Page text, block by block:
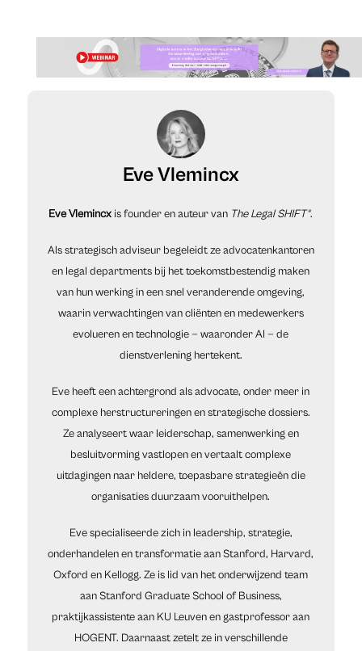
Eve Vlemincx
Eve Vlemincx is founder en auteur van The Legal SHIFT®.
Als strategisch adviseur begeleidt ze advocatenkantoren
en legal departments bij het toekomstbestendig maken
van hun werking in een snel veranderende omgeving,
waarin verwachtingen van cliënten en medewerkers
evolueren en technologie — waaronder AI — de
dienstverlening hertekent.
Eve heeft een achtergrond als advocate, onder meer in
complexe herstructureringen en strategische dossiers.
Ze analyseert waar leiderschap, samenwerking en
besluitvorming vastlopen en vertaalt complexe
uitdagingen naar heldere, toepasbare strategieën die
organisaties duurzaam vooruithelpen.
Eve specialiseerde zich in leadership, strategie,
onderhandelen en transformatie aan Stanford, Harvard,
Oxford en Kellogg. Ze is lid van het onderwijzend team
aan Stanford Graduate School of Business,
praktijkassistente aan KU Leuven en gastprofessor aan
HOGENT. Daarnaast zetelt ze in verschillende